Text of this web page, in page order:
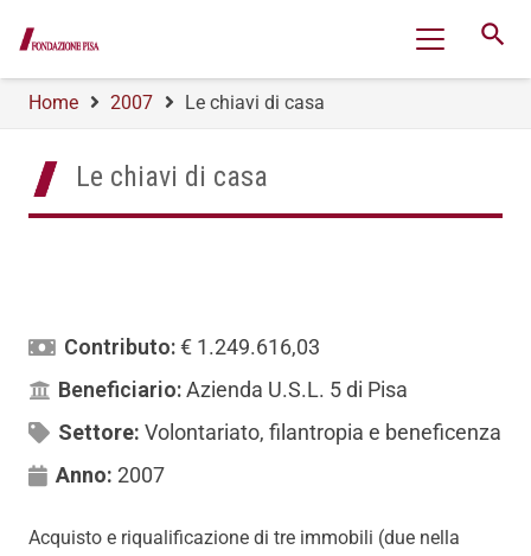
search
Home 2007 Le chiavi di casa
Le chiavi di casa
Contributo:€ 1.249.616,03
Beneficiario:Azienda U.S.L. 5 di Pisa
Settore: Volontariato, filantropia e beneficenza
Anno: 2007
Acquisto e riqualificazione di tre immobili (due nella